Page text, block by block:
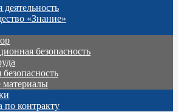
«Знание»
безопасность
по контракту